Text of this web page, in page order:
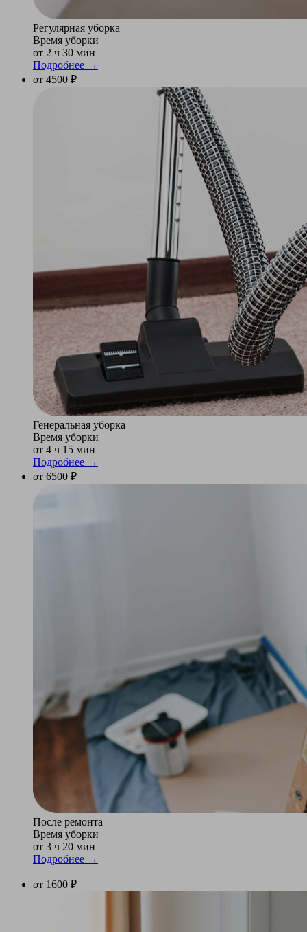
Регулярная уборка
Время уборки
от 2 ч 30 мин
Подробнее →
от 4500 ₽
Генеральная уборка
Время уборки
от 4 ч 15 мин
Подробнее →
от 6500 ₽
После ремонта
Время уборки
от 3 ч 20 мин
Подробнее →
от 1600 ₽